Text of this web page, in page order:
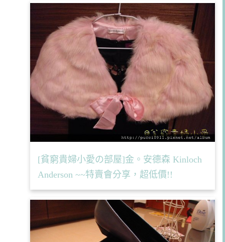
[貧窮貴婦小愛の部屋]金。安德森 Kinloch
Anderson ~~特賣會分享，超低價!!